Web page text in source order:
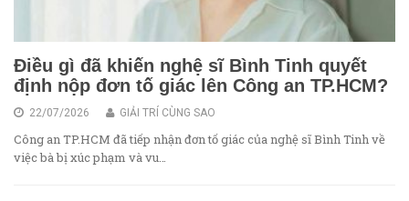
Điều gì đã khiến nghệ sĩ Bình Tinh quyết
định nộp đơn tố giác lên Công an TP.HCM?
22/07/2026 GIẢI TRÍ CÙNG SAO
Công an TP.HCM đã tiếp nhận đơn tố giác của nghệ sĩ Bình Tinh về
việc bà bị xúc phạm và vu…